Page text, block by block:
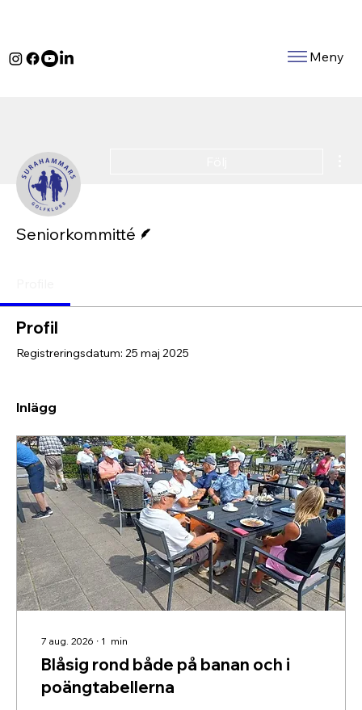
Meny
Seniorkommitté
Profil
Registreringsdatum: 25 maj 2025
Inlägg
7 aug. 2026 ∙ 1 min
Blåsig rond både på banan och i
poängtabellerna